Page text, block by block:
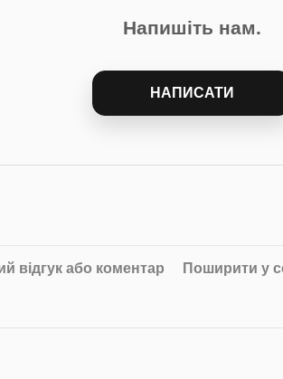
Напишіть нам.
НАПИСАТИ
відгук або коментар Поширити у